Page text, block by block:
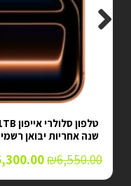
טלפון סלולרי אייפון Apple iPhone 17 Pro 1TB צבע כתום